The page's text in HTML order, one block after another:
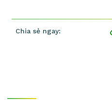
Chia sẻ ngay: